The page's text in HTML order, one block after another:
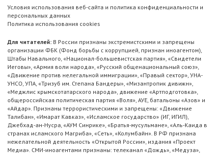
Условия использования веб-сайта и политика конфиденциальности и
персональных данных
Политика использования cookies
Для читателей: В России признаны экстремистскими и запрещены
организации ФБК (Фонд борьбы с коррупцией, признан иноагентом),
Штабы Навального, «Национал-большевистская партия», «Свидетели
Иеговы», «Армия воли народа», «Русский общенациональный союз»,
«Движение против нелегальной иммиграции», «Правый сектор», УНА-
УНСО, УПА, «Тризуб им. Степана Бандеры», «Мизантропик дивижн»,
«Меджлис крымскотатарского народа», движение «Артподготовка»,
общероссийская политическая партия «Воля», АУЕ, батальоны «Азов» и
«Айдар». Признаны террористическими и запрещены: «Движение
Талибан», «Имарат Кавказ», «Исламское государство» (ИГ, ИГИЛ),
Джебхад-ан-Нусра, «АУМ Синрике», «Братья-мусульмане», «Аль-Каида в
странах исламского Магриба», «Сеть», «Колумбайн». В РФ признана
нежелательной деятельность «Открытой России», издания «Проект
Медиа». СМИ-иноагентами признаны: телеканал «Дождь», «Медуза»,